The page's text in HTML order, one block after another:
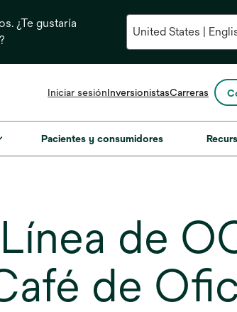
¿Te gustaría
Iniciar sesiónInversionistasse
en
Carreras
Pacientes y consumidores
de
de